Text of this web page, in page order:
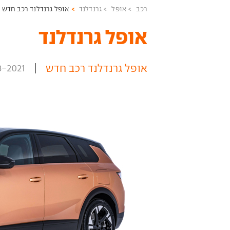
רכב אופל גרנדלנד אופל גרנדלנד רכב חדש
אופל גרנדלנד ‏
אופל גרנדלנד רכב חדש 2021